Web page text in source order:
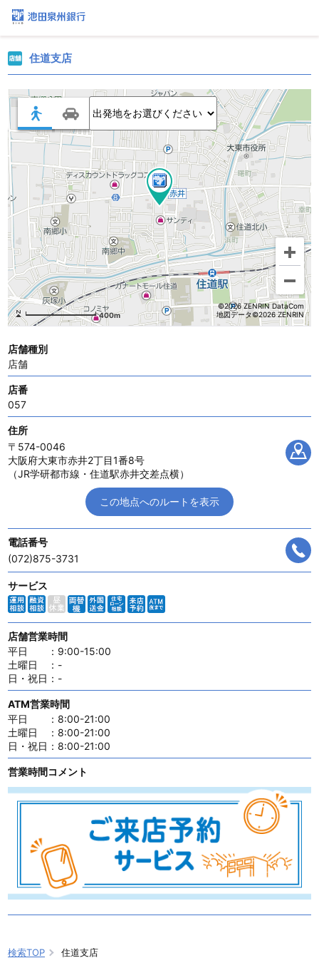
検索TOP 住道支店
住道支店
400m
©2026 ZENRIN DataCom
地図データ©2026 ZENRIN
店舗種別
店舗
店番
057
住所
〒574-0046
大阪府大東市赤井2丁目1番8号
（JR学研都市線・住道駅赤井交差点横）
この地点へのルートを表示
電話番号
(072)875-3731
サービス
店舗営業時間
平日
： 9:00-15:00
土曜日
： -
日・祝日 ： -
ATM営業時間
平日
： 8:00-21:00
土曜日
： 8:00-21:00
日・祝日 ： 8:00-21:00
営業時間コメント